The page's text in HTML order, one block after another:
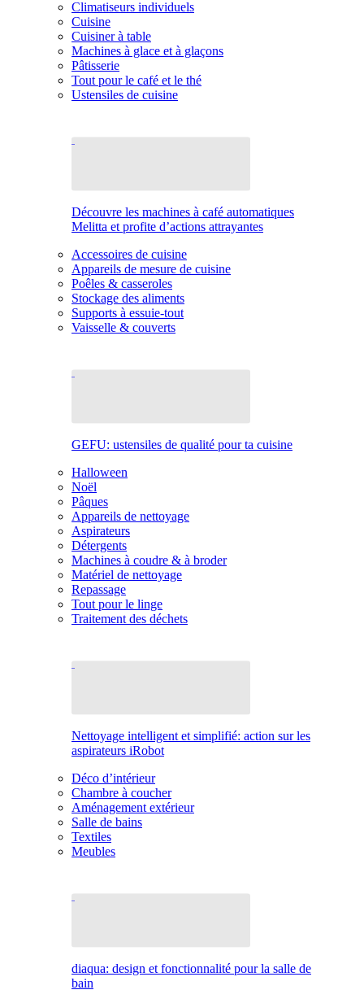
Climatiseurs individuels
Cuisine
Cuisiner à table
Machines à glace et à glaçons
Pâtisserie
Tout pour le café et le thé
Ustensiles de cuisine
Découvre les machines à café automatiques
Melitta et profite d’actions attrayantes
Accessoires de cuisine
Appareils de mesure de cuisine
Poêles & casseroles
Stockage des aliments
Supports à essuie-tout
Vaisselle & couverts
GEFU: ustensiles de qualité pour ta cuisine
Halloween
Noël
Pâques
Appareils de nettoyage
Aspirateurs
Détergents
Machines à coudre & à broder
Matériel de nettoyage
Repassage
Tout pour le linge
Traitement des déchets
Nettoyage intelligent et simplifié: action sur les
aspirateurs iRobot
Déco d’intérieur
Chambre à coucher
Aménagement extérieur
Salle de bains
Textiles
Meubles
diaqua: design et fonctionnalité pour la salle de
bain